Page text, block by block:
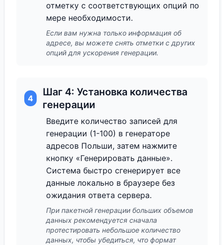
отметку с соответствующих опций по
мере необходимости.
Если вам нужна только информация об
адресе, вы можете снять отметки с других
опций для ускорения генерации.
4
Шаг 4: Установка количества
генерации
Введите количество записей для
генерации (1-100) в генераторе
адресов Польши, затем нажмите
кнопку «Генерировать данные».
Система быстро сгенерирует все
данные локально в браузере без
ожидания ответа сервера.
При пакетной генерации больших объемов
данных рекомендуется сначала
протестировать небольшое количество
данных, чтобы убедиться, что формат